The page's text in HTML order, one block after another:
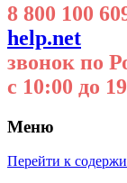
8 800 100
help.net
звонок по
с 10:00 до
Меню
Перейти к